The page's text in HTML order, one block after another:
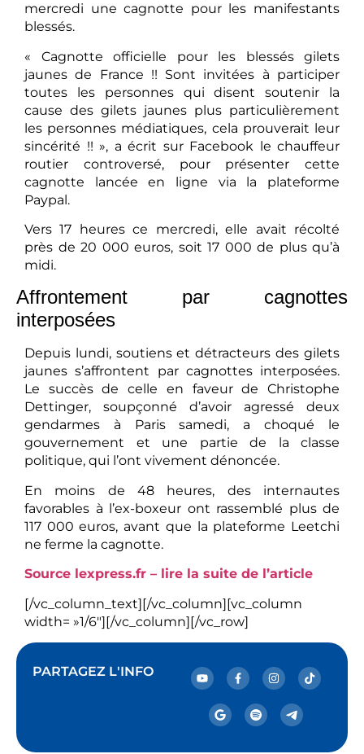
mercredi une cagnotte pour les manifestants
blessés.
« Cagnotte officielle pour les blessés gilets
jaunes de France !! Sont invitées à participer
toutes les personnes qui disent soutenir la
cause des gilets jaunes plus particulièrement
les personnes médiatiques, cela prouverait leur
sincérité !! », a écrit sur Facebook le chauffeur
routier controversé, pour présenter cette
cagnotte lancée en ligne via la plateforme
Paypal.
Vers 17 heures ce mercredi, elle avait récolté
près de 20 000 euros, soit 17 000 de plus qu’à
midi.
Affrontement par cagnottes
interposées
Depuis lundi, soutiens et détracteurs des gilets
jaunes s’affrontent par cagnottes interposées.
Le succès de celle en faveur de Christophe
Dettinger, soupçonné d’avoir agressé deux
gendarmes à Paris samedi, a choqué le
gouvernement et une partie de la classe
politique, qui l’ont vivement dénoncée.
En moins de 48 heures, des internautes
favorables à l’ex-boxeur ont rassemblé plus de
117 000 euros, avant que la plateforme Leetchi
ne ferme la cagnotte.
Source lexpress.fr – lire la suite de l’article
[/vc_column_text][/vc_column][vc_column
width= »1/6″][/vc_column][/vc_row]
PARTAGEZ L'INFO